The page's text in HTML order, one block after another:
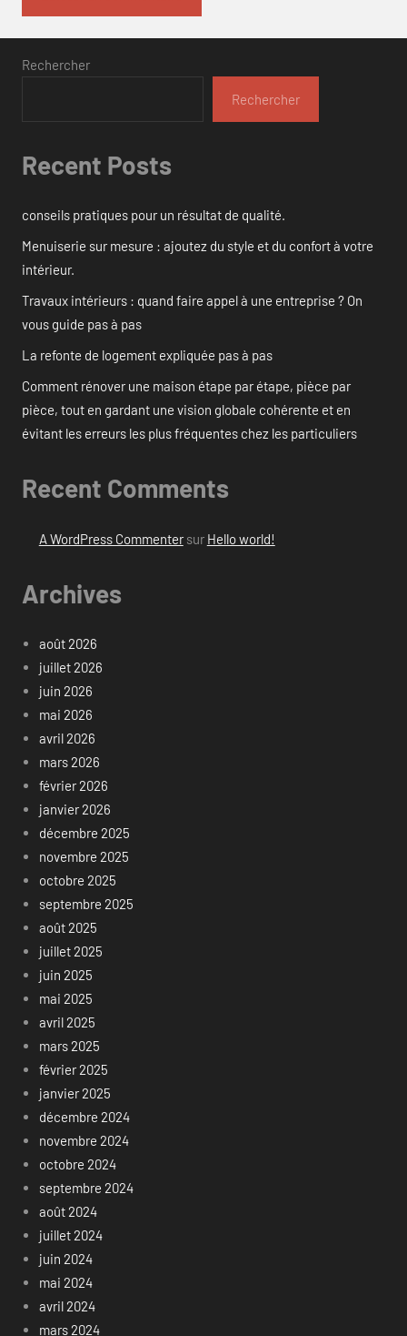
Rechercher
Rechercher
Recent Posts
conseils pratiques pour un résultat de qualité.
Menuiserie sur mesure : ajoutez du style et du confort à votre
intérieur.
Travaux intérieurs : quand faire appel à une entreprise ? On
vous guide pas à pas
La refonte de logement expliquée pas à pas
Comment rénover une maison étape par étape, pièce par
pièce, tout en gardant une vision globale cohérente et en
évitant les erreurs les plus fréquentes chez les particuliers
Recent Comments
A WordPress Commentersur Hello world!
Archives
août 2026
juillet 2026
juin 2026
mai 2026
avril 2026
mars 2026
février 2026
janvier 2026
décembre 2025
novembre 2025
octobre 2025
septembre 2025
août 2025
juillet 2025
juin 2025
mai 2025
avril 2025
mars 2025
février 2025
janvier 2025
décembre 2024
novembre 2024
octobre 2024
septembre 2024
août 2024
juillet 2024
juin 2024
mai 2024
avril 2024
mars 2024